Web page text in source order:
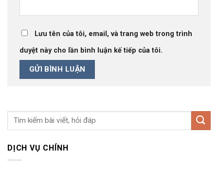
Lưu tên của tôi, email, và trang web trong trình
duyệt này cho lần bình luận kế tiếp của tôi.
DỊCH VỤ CHÍNH